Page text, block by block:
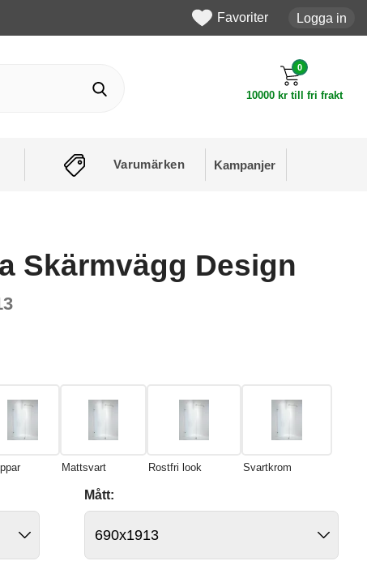
Favoriter Logga in
0
10000 kr till fri frakt
Varumärken Kampanjer
Skärmvägg Design
Mattsvart Rostfri look Svartkrom
Mått: